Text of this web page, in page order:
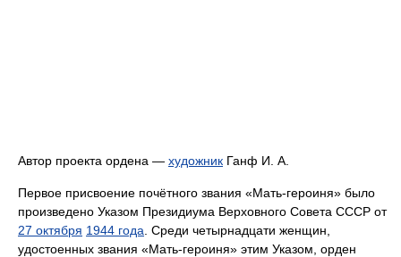
Автор проекта ордена — художник Ганф И. А.
Первое присвоение почётного звания «Мать-героиня» было
произведено Указом Президиума Верховного Совета СССР от
27 октября 1944 года . Среди четырнадцати женщин,
удостоенных звания «Мать-героиня» этим Указом, орден